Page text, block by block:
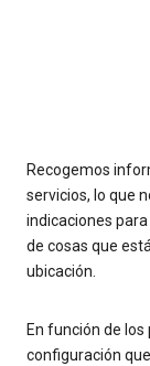
Recogemos
servicios, lo que
indicaciones
de cosas que
ubicación.
En función de
configuración